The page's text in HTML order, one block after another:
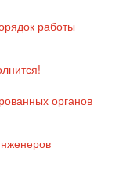
работы
органов